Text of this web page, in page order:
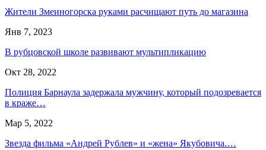
Жители Змеиногорска руками расчищают путь до магазина
Янв 7, 2023
В рубцовской школе развивают мультипликацию
Окт 28, 2022
Полиция Барнаула задержала мужчину, который подозревается
в краже…
Мар 5, 2022
Звезда фильма «Андрей Рублев» и «жена» Якубовича.…